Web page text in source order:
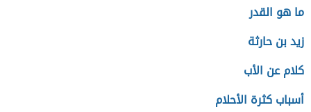
ما هو القدر
زيد بن حارثة
كلام عن الأب
أسباب كثرة الأحلام